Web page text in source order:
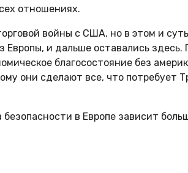
отношениях.
войны с США, но в этом и
и дальше оставались
благосостояние без
они сделают все, что потребует
в Европе зависит